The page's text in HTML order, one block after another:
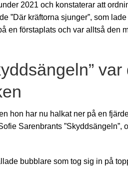
2021 och konstaterar att
”Där kräftorna sjunger”, som
en förstaplats och var alltså den
hon har nu halkat ner på en
Sarenbrants ”Skyddsängeln”,
bubblare som tog sig in på